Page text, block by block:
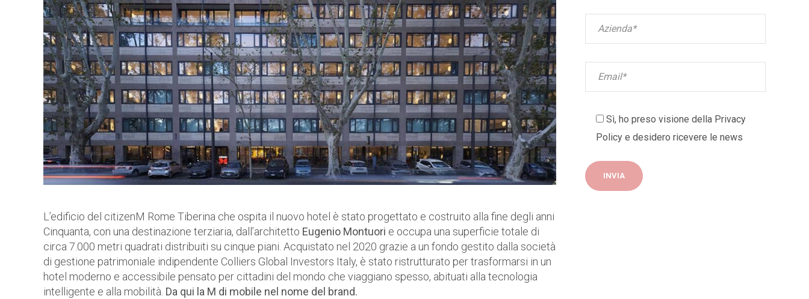
L’edificio del citizenM Rome Tiberina che ospita il nuovo hotel è stato progettato e costruito alla fine degli anni
Cinquanta, con una destinazione terziaria, dall’architetto Eugenio Montuori e occupa una superficie totale di
circa 7.000 metri quadrati distribuiti su cinque piani. Acquistato nel 2020 grazie a un fondo gestito dalla società
di gestione patrimoniale indipendente Colliers Global Investors Italy, è stato ristrutturato per trasformarsi in un
hotel moderno e accessibile pensato per cittadini del mondo che viaggiano spesso, abituati alla tecnologia
intelligente e alla mobilità. Da qui la M di mobile nel nome del brand.
Sì, ho preso visione della Privacy
Policy e desidero ricevere le news